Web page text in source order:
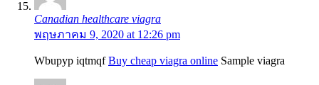
Canadian healthcare viagra
พฤษภาคม 9, 2020 at 12:26 pm
Wbupyp iqtmqfBuy cheap viagra online Sample viagra